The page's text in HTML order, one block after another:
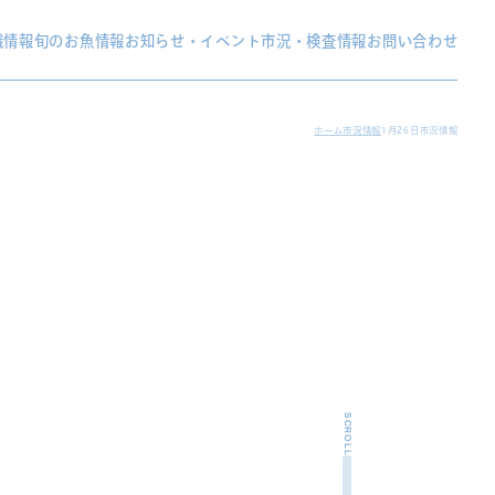
情報旬のお魚情報お知らせ・イベント市況・検査情報お問い合わせ
ホーム市況情報 1月26日市況情報
SCROLL